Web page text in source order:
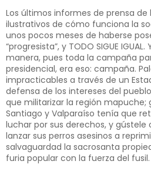
Los últimos informes de prensa de
ilustrativos de cómo funciona la
unos pocos meses de haberse
“progresista”, y TODO SIGUE
manera, pues toda la campaña
presidencial, era eso: campaña.
impracticables a través de un
defensa de los intereses del
que militarizar la región mapuche;
Santiago y Valparaíso tenía que
luchar por sus derechos, y gústele
lanzar sus perros asesinos a
salvaguardad la sacrosanta
furia popular con la fuerza del fusil.